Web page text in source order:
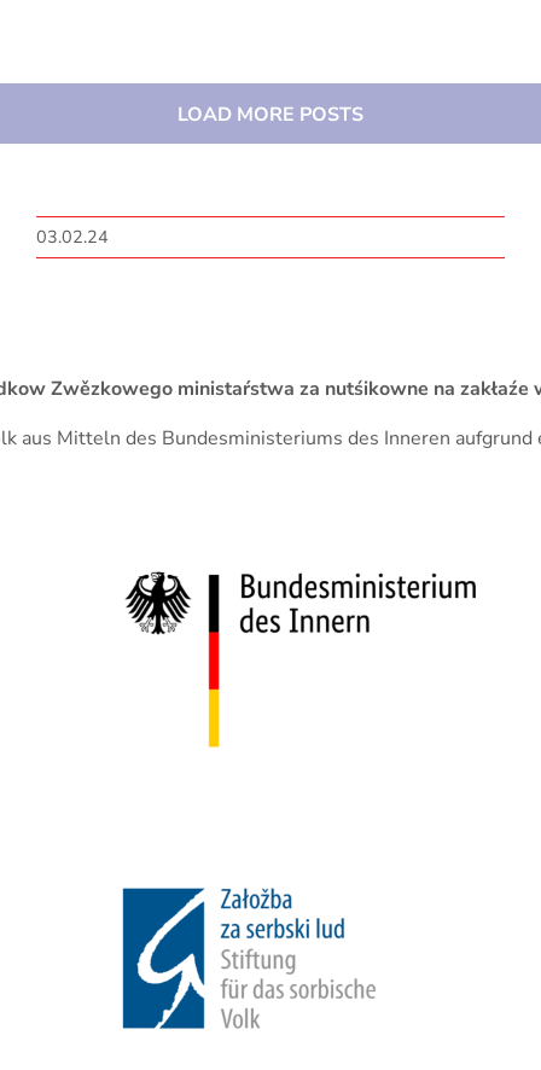
LOAD MORE POSTS
03.02.24
Zwězkowego ministaŕstwa za nutśikowne na
aus Mitteln des Bundesministeriums des Inneren